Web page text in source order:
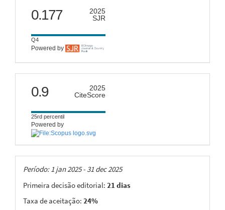
scimago
0.177
2025
SJR
Q4
Powered by
citescore
0.9
2025
CiteScore
25rd percentil
Powered by
Taxas
Período: 1 jan 2025 - 31 dec 2025
Primeira decisão editorial: 21 dias
Taxa de aceitação: 24%